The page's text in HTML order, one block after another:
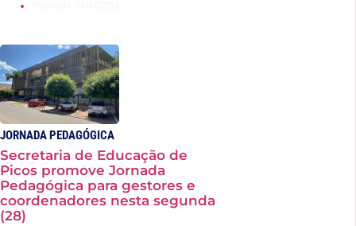
JORNADA PEDAGÓGICA
Secretaria de Educação de
Picos promove Jornada
Pedagógica para gestores e
coordenadores nesta segunda
(28)